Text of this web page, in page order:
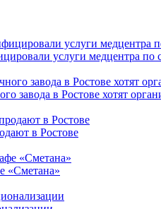
услуги медцентра по
завода в Ростове хотят
в Ростове
«Сметана»